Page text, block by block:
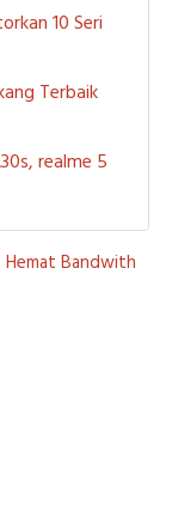
10 Seri
Terbaik
realme 5
Bandwith